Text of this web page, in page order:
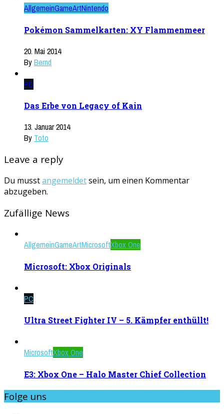
AllgemeinGameArtNintendo
Pokémon Sammelkarten: XY Flammenmeer
20. Mai 2014
ByBernd
PC
Das Erbe von Legacy of Kain
13. Januar 2014
By Toto
Leave a reply
Du musstangemeldetsein, um einen Kommentar
abzugeben.
Zufällige News
AllgemeinGameArtMicrosoftXbox One
Microsoft: Xbox Originals
PC
Ultra Street Fighter IV – 5. Kämpfer enthüllt!
MicrosoftXbox One
E3: Xbox One – Halo Master Chief Collection
Folge uns